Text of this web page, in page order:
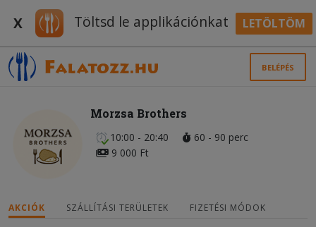
X Töltsd le applikációnkat LETÖLTÖM
BELÉPÉS
Morzsa Brothers
10:00 - 20:40
60 - 90 perc
9 000 Ft
AKCIÓK SZÁLLÍTÁSI TERÜLETEK FIZETÉSI MÓDOK